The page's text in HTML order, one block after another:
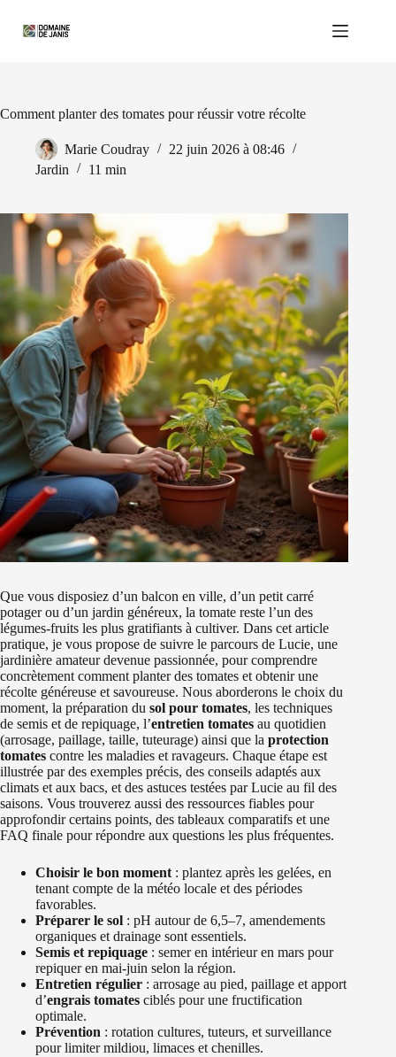
contenu
Comment planter des tomates pour réussir votre récolte
Marie Coudray
22 juin 2026 à 08:46
Jardin
11 min
Que vous disposiez d’un balcon en ville, d’un petit carré
potager ou d’un jardin généreux, la tomate reste l’un des
légumes-fruits les plus gratifiants à cultiver. Dans cet article
pratique, je vous propose de suivre le parcours de Lucie, une
jardinière amateur devenue passionnée, pour comprendre
concrètement comment planter des tomates et obtenir une
récolte généreuse et savoureuse. Nous aborderons le choix du
moment, la préparation du sol pour tomates, les techniques
de semis et de repiquage, l’entretien tomates au quotidien
(arrosage, paillage, taille, tuteurage) ainsi que la protection
tomates contre les maladies et ravageurs. Chaque étape est
illustrée par des exemples précis, des conseils adaptés aux
climats et aux bacs, et des astuces testées par Lucie au fil des
saisons. Vous trouverez aussi des ressources fiables pour
approfondir certains points, des tableaux comparatifs et une
FAQ finale pour répondre aux questions les plus fréquentes.
Choisir le bon moment : plantez après les gelées, en
tenant compte de la météo locale et des périodes
favorables.
Préparer le sol : pH autour de 6,5–7, amendements
organiques et drainage sont essentiels.
Semis et repiquage : semer en intérieur en mars pour
repiquer en mai-juin selon la région.
Entretien régulier : arrosage au pied, paillage et apport
d’engrais tomates ciblés pour une fructification
optimale.
Prévention : rotation cultures, tuteurs, et surveillance
pour limiter mildiou, limaces et chenilles.